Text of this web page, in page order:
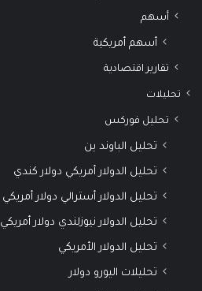
أسهم
أسهم أمريكية
تقارير اقتصادية
تحليلات
تحليل فوركس
تحليل الباوند ين
تحليل الدولار أمريكي دولار كندي
تحليل الدولار أسترالي دولار أمريكي
تحليل الدولار نيوزلندي دولار أمريكي
تحليل الدولار الأمريكي
تحليلات اليورو دولار